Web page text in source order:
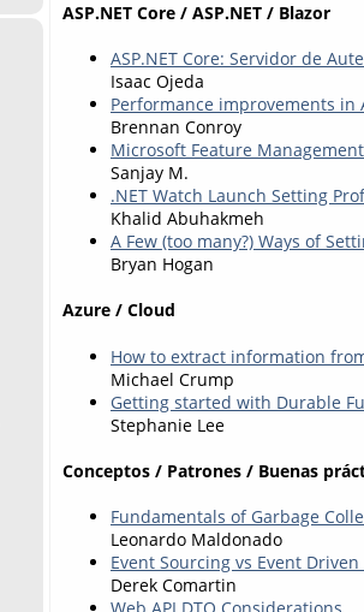
ASP.NET Core / ASP.NET / Blazor
ASP.NET Core: Servidor de
Isaac Ojeda
Performance improvements in
Brennan Conroy
Microsoft Feature
Sanjay M.
.NET Watch Launch Setting
Khalid Abuhakmeh
A Few (too many?) Ways of
Bryan Hogan
Azure / Cloud
How to extract information
Michael Crump
Getting started with Durable
Stephanie Lee
Conceptos / Patrones / Buenas
Fundamentals of Garbage
Leonardo Maldonado
Event Sourcing vs Event
Derek Comartin